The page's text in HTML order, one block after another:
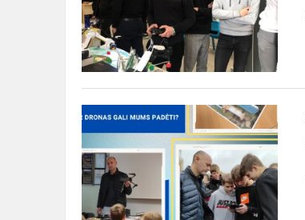
technikos
kolegijoje
Pamoka
KITAIP